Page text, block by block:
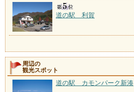
道の駅 利賀
周辺の
観光スポット
道の駅 カモンパーク新湊